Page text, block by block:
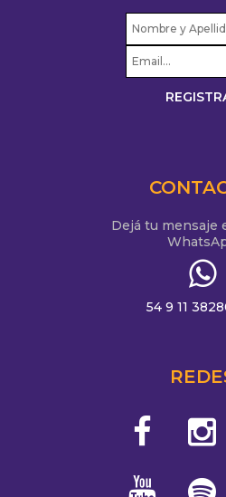
Dejá tu mensaje
54 9 11